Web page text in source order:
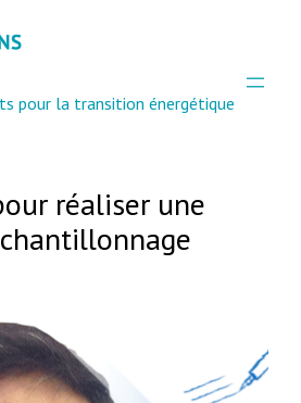
pour la transition énergétique
réaliser une